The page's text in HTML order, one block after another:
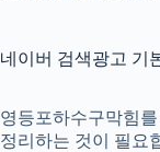
네이버 검색광고 기
영등포하수구막힘
정리하는 것이 필요